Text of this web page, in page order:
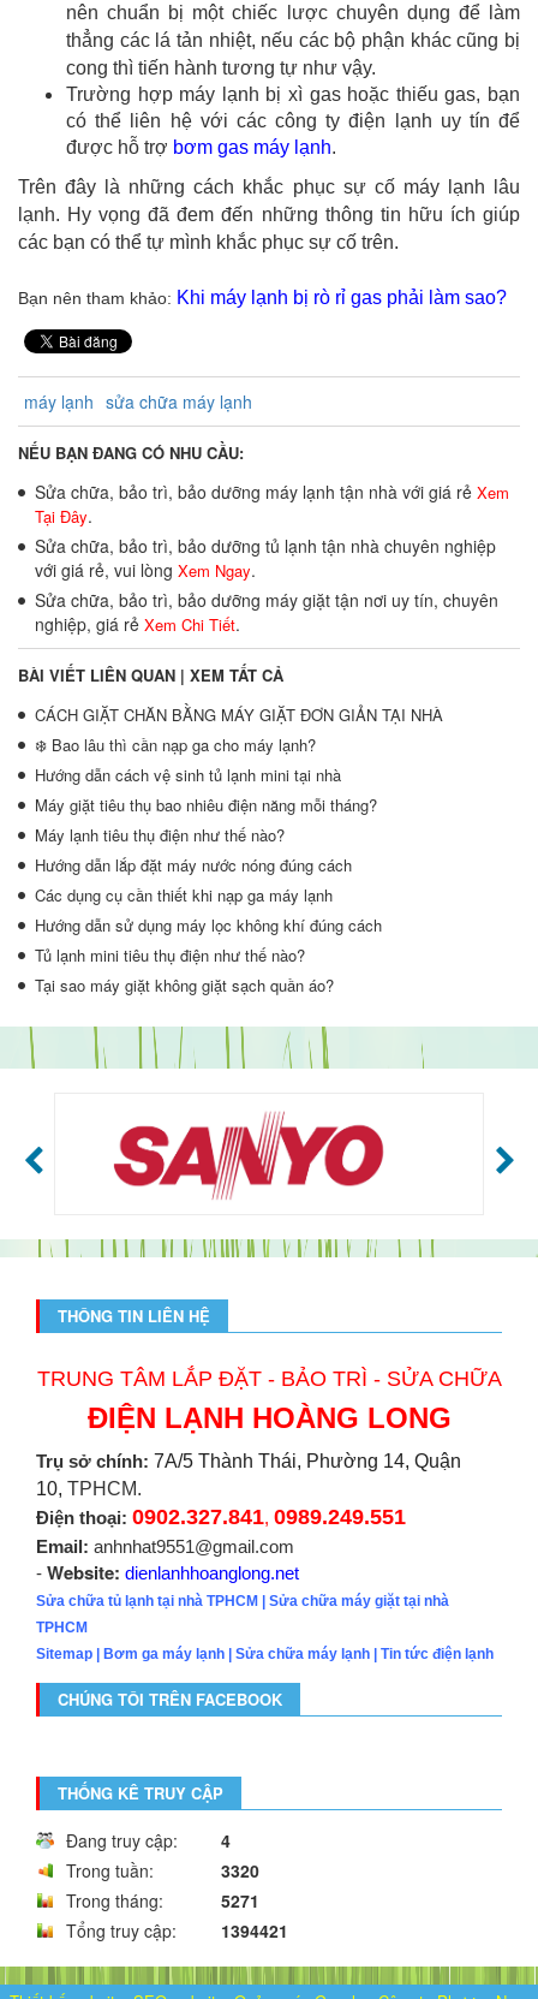
nên chuẩn bị một chiếc lược chuyên dụng để làm
thẳng các lá tản nhiệt, nếu các bộ phận khác cũng bị
cong thì tiến hành tương tự như vậy.
Trường hợp máy lạnh bị xì gas hoặc thiếu gas, bạn
có thể liên hệ với các công ty điện lạnh uy tín để
được hỗ trợ bơm gas máy lạnh.
Trên đây là những cách khắc phục sự cố máy lạnh lâu
lạnh. Hy vọng đã đem đến những thông tin hữu ích giúp
các bạn có thể tự mình khắc phục sự cố trên.
Bạn nên tham khảo: Khi máy lạnh bị rò rỉ gas phải làm sao?
máy lạnh sửa chữa máy lạnh
NẾU BẠN ĐANG CÓ NHU CẦU:
Sửa chữa, bảo trì, bảo dưỡng máy lạnh tận nhà với giá rẻ Xem
Tại Đây.
Sửa chữa, bảo trì, bảo dưỡng tủ lạnh tận nhà chuyên nghiệp
với giá rẻ, vui lòng Xem Ngay.
Sửa chữa, bảo trì, bảo dưỡng máy giặt tận nơi uy tín, chuyên
nghiệp, giá rẻ Xem Chi Tiết.
BÀI VIẾT LIÊN QUAN | XEM TẤT CẢ
CÁCH GIẶT CHĂN BẰNG MÁY GIẶT ĐƠN GIẢN TẠI NHÀ
❄️ Bao lâu thì cần nạp ga cho máy lạnh?
Hướng dẫn cách vệ sinh tủ lạnh mini tại nhà
Máy giặt tiêu thụ bao nhiêu điện năng mỗi tháng?
Máy lạnh tiêu thụ điện như thế nào?
Hướng dẫn lắp đặt máy nước nóng đúng cách
Các dụng cụ cần thiết khi nạp ga máy lạnh
Hướng dẫn sử dụng máy lọc không khí đúng cách
Tủ lạnh mini tiêu thụ điện như thế nào?
Tại sao máy giặt không giặt sạch quần áo?
THÔNG TIN LIÊN HỆ
TRUNG TÂM LẮP ĐẶT - BẢO TRÌ - SỬA CHỮA
ĐIỆN LẠNH HOÀNG LONG
Trụ sở chính: 7A/5 Thành Thái, Phường 14, Quận
10, TPHCM.
Điện thoại: 0902.327.841, 0989.249.551
Email: anhnhat9551@gmail.com
- Website: dienlanhhoanglong.net
Sửa chữa tủ lạnh tại nhà TPHCM | Sửa chữa máy giặt tại nhà
TPHCM
Sitemap | Bơm ga máy lạnh | Sửa chữa máy lạnh | Tin tức điện lạnh
CHÚNG TÔI TRÊN FACEBOOK
THỐNG KÊ TRUY CẬP
Đang truy cập:
4
Trong tuần:
3320
Trong tháng:
5271
Tổng truy cập:
1394421